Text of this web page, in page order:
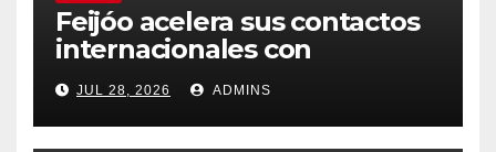
Feijóo acelera sus contactos
internacionales con
Latinoamérica como socio
prioritario en su agenda de
gobierno
JUL 28, 2026 ADMINS